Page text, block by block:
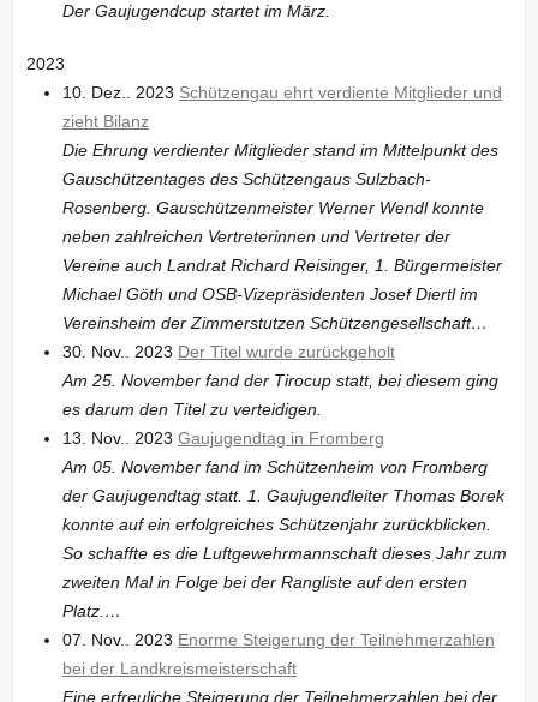
Der Gaujugendcup startet im März.
2023
10. Dez.. 2023 Schützengau ehrt verdiente Mitglieder und
zieht Bilanz
Die Ehrung verdienter Mitglieder stand im Mittelpunkt des
Gauschützentages des Schützengaus Sulzbach-
Rosenberg. Gauschützenmeister Werner Wendl konnte
neben zahlreichen Vertreterinnen und Vertreter der
Vereine auch Landrat Richard Reisinger, 1. Bürgermeister
Michael Göth und OSB-Vizepräsidenten Josef Diertl im
Vereinsheim der Zimmerstutzen Schützengesellschaft…
30. Nov.. 2023 Der Titel wurde zurückgeholt
Am 25. November fand der Tirocup statt, bei diesem ging
es darum den Titel zu verteidigen.
13. Nov.. 2023 Gaujugendtag in Fromberg
Am 05. November fand im Schützenheim von Fromberg
der Gaujugendtag statt. 1. Gaujugendleiter Thomas Borek
konnte auf ein erfolgreiches Schützenjahr zurückblicken.
So schaffte es die Luftgewehrmannschaft dieses Jahr zum
zweiten Mal in Folge bei der Rangliste auf den ersten
Platz.…
07. Nov.. 2023 Enorme Steigerung der Teilnehmerzahlen
bei der Landkreismeisterschaft
Eine erfreuliche Steigerung der Teilnehmerzahlen bei der